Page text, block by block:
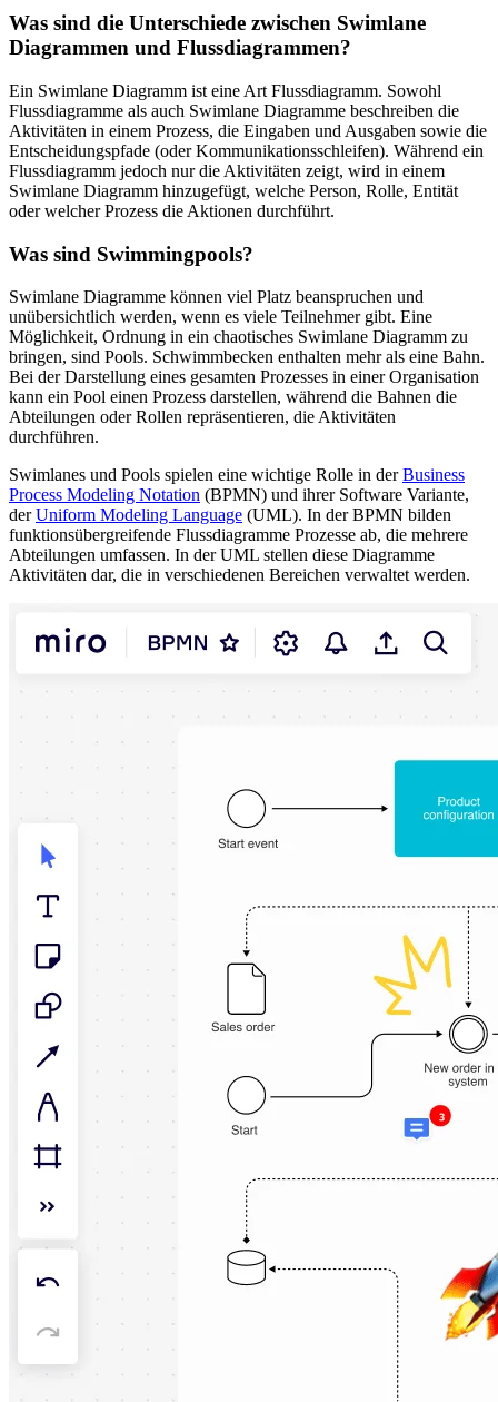
Was sind die Unterschiede zwischen Swimlane
Diagrammen und Flussdiagrammen?
Ein Swimlane Diagramm ist eine Art Flussdiagramm. Sowohl
Flussdiagramme als auch Swimlane Diagramme beschreiben die
Aktivitäten in einem Prozess, die Eingaben und Ausgaben sowie die
Entscheidungspfade (oder Kommunikationsschleifen). Während ein
Flussdiagramm jedoch nur die Aktivitäten zeigt, wird in einem
Swimlane Diagramm hinzugefügt, welche Person, Rolle, Entität
oder welcher Prozess die Aktionen durchführt.
Was sind Swimmingpools?
Swimlane Diagramme können viel Platz beanspruchen und
unübersichtlich werden, wenn es viele Teilnehmer gibt. Eine
Möglichkeit, Ordnung in ein chaotisches Swimlane Diagramm zu
bringen, sind Pools. Schwimmbecken enthalten mehr als eine Bahn.
Bei der Darstellung eines gesamten Prozesses in einer Organisation
kann ein Pool einen Prozess darstellen, während die Bahnen die
Abteilungen oder Rollen repräsentieren, die Aktivitäten
durchführen.
Swimlanes und Pools spielen eine wichtige Rolle in derBusiness
Process Modeling Notation (BPMN) und ihrer Software Variante,
derUniform Modeling Language (UML). In der BPMN bilden
funktionsübergreifende Flussdiagramme Prozesse ab, die mehrere
Abteilungen umfassen. In der UML stellen diese Diagramme
Aktivitäten dar, die in verschiedenen Bereichen verwaltet werden.